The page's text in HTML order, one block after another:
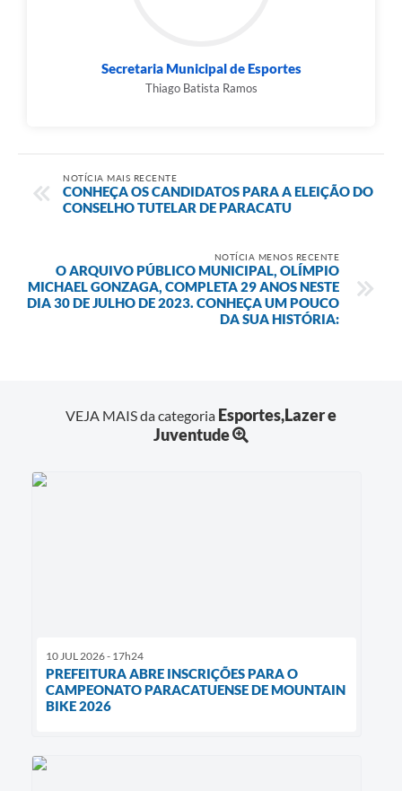
Secretaria Municipal de Esportes
Thiago Batista Ramos
NOTÍCIA MAIS RECENTE
CONHEÇA OS CANDIDATOS PARA A ELEIÇÃO DO
CONSELHO TUTELAR DE PARACATU
NOTÍCIA MENOS RECENTE
O ARQUIVO PÚBLICO MUNICIPAL, OLÍMPIO
MICHAEL GONZAGA, COMPLETA 29 ANOS NESTE
DIA 30 DE JULHO DE 2023. CONHEÇA UM POUCO
DA SUA HISTÓRIA:
VEJA MAIS da categoria Esportes,Lazer e
Juventude
10 JUL 2026 - 17h24
PREFEITURA ABRE INSCRIÇÕES PARA O
CAMPEONATO PARACATUENSE DE MOUNTAIN
BIKE 2026